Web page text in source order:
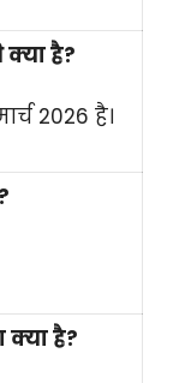
क्या है?
2026 है।
क्या है?